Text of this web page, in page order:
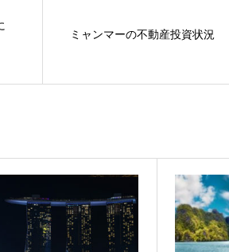
ミャンマーの不動産投資状況